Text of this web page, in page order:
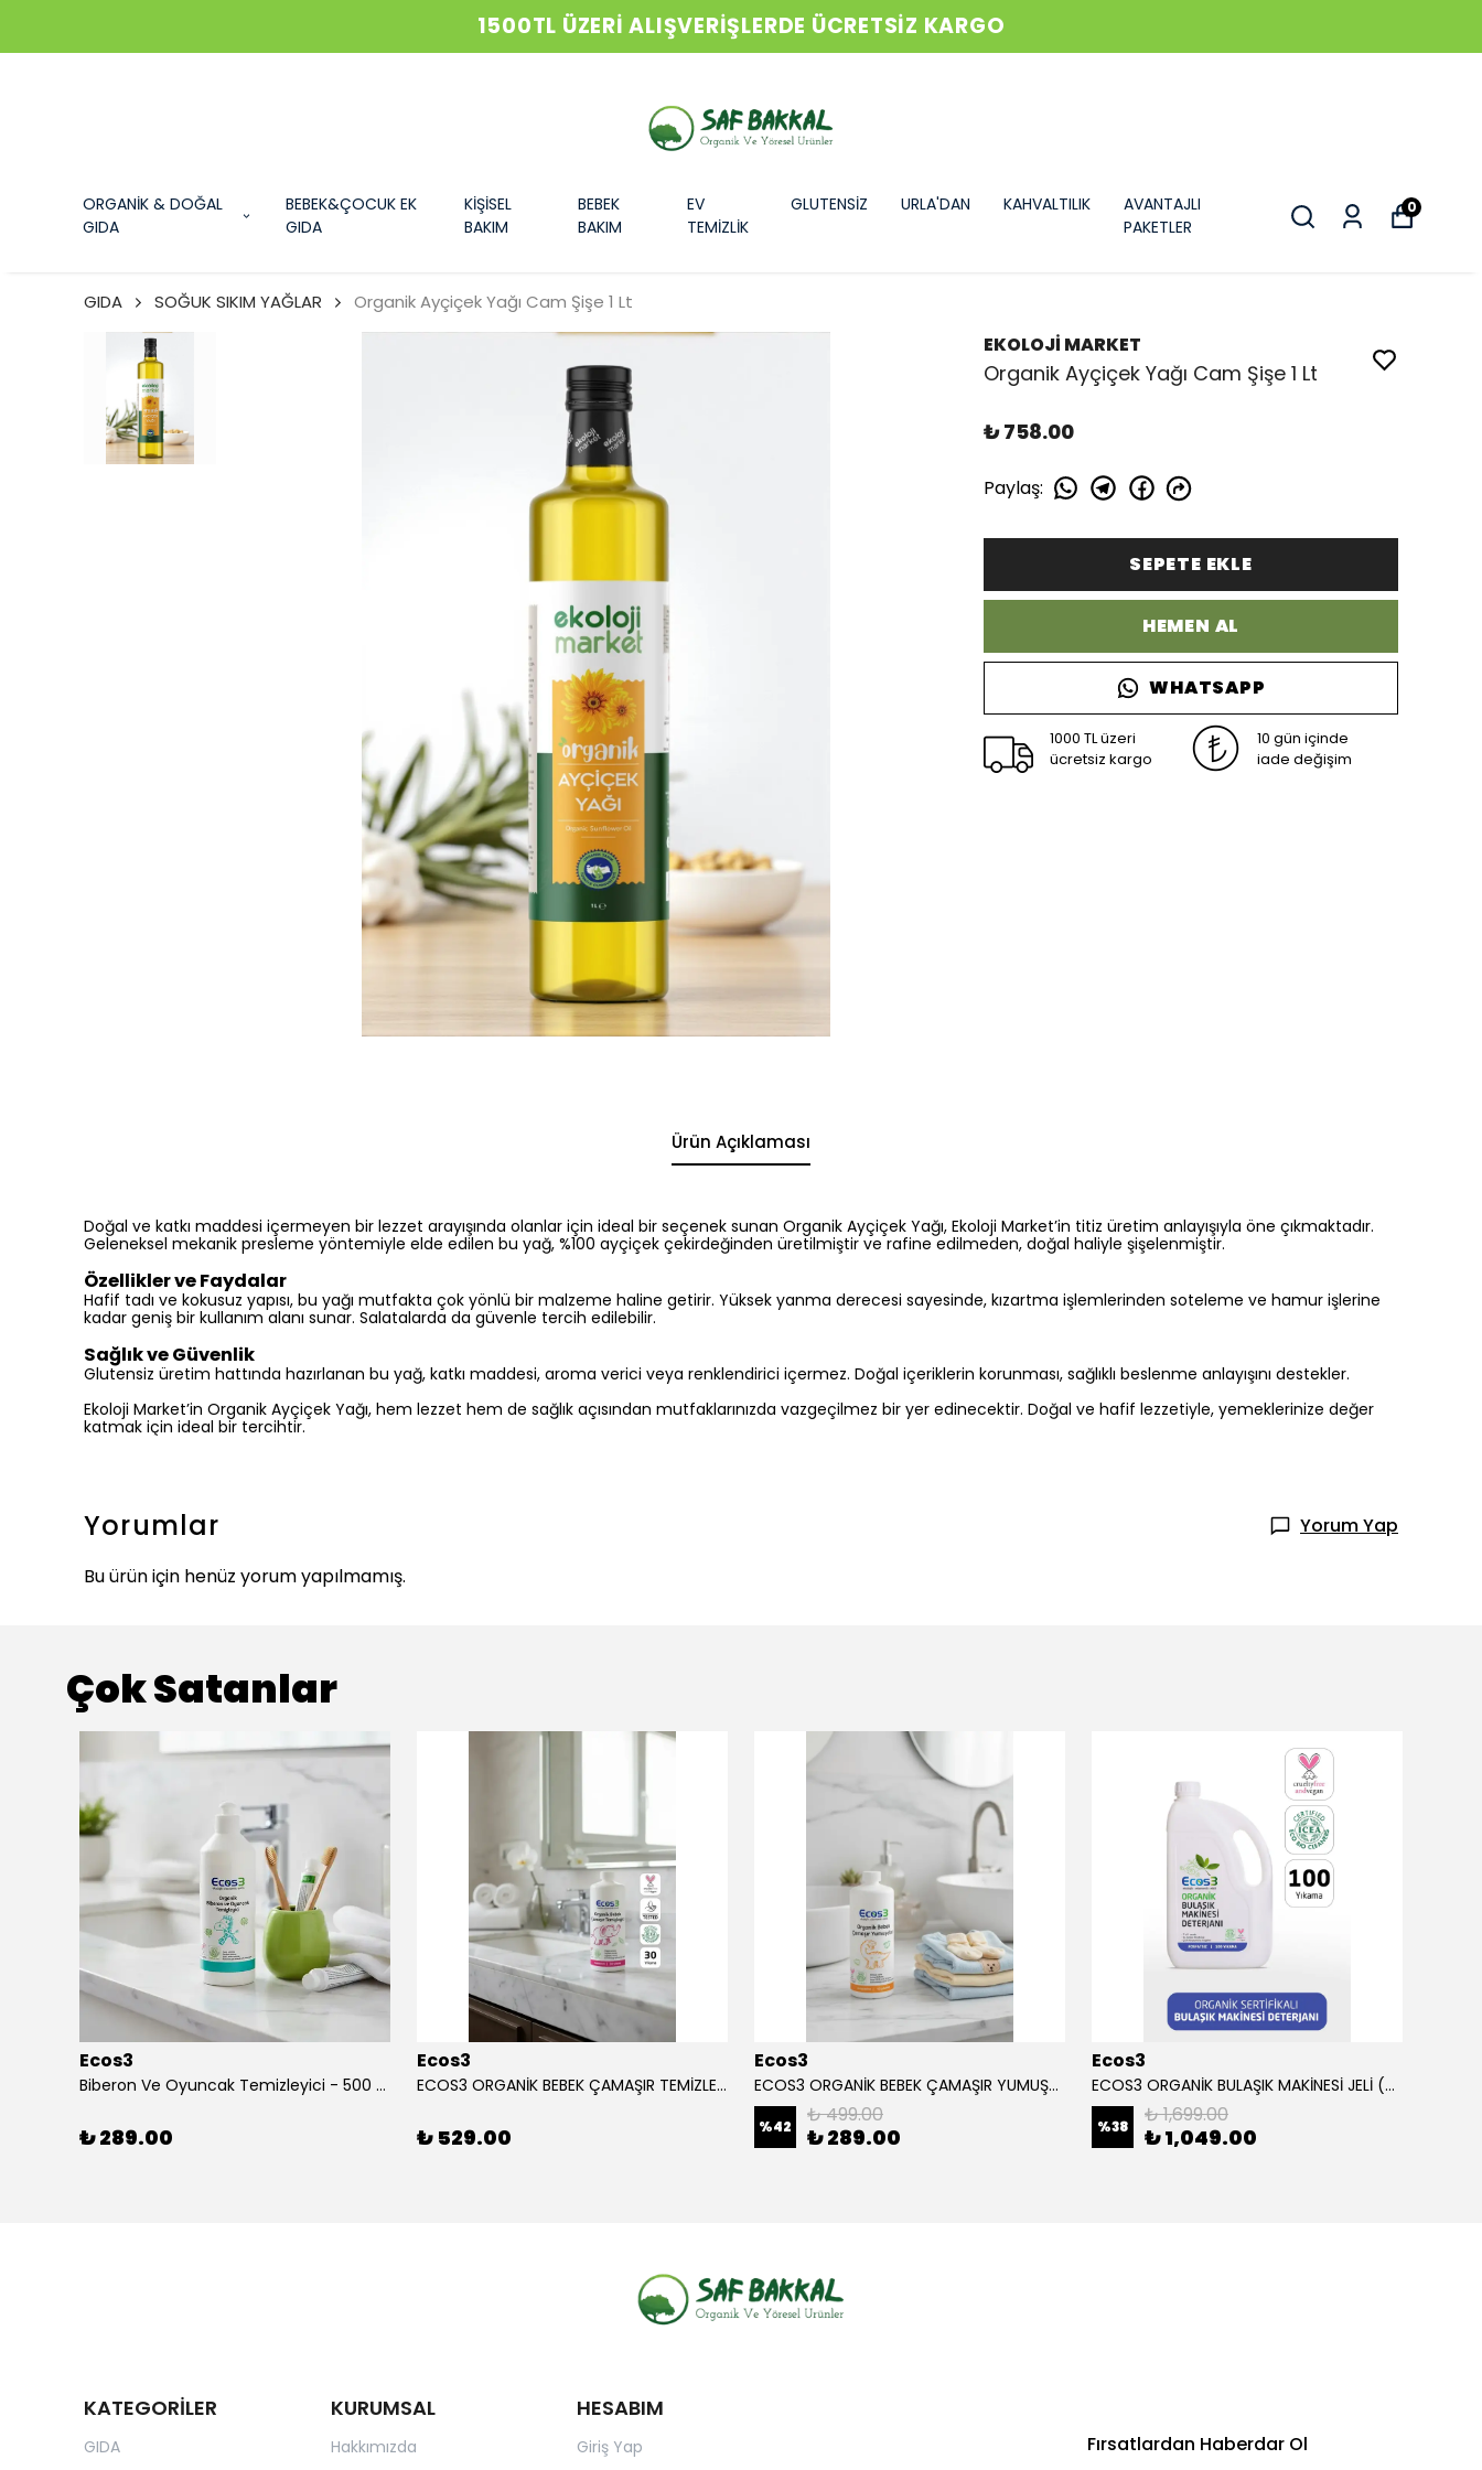
1500TL ÜZERİ ALIŞVERİŞLERDE ÜCRETSİZ KARGO
ORGANİK & DOĞAL
GIDA
BEBEK&ÇOCUK EK
GIDA
KİŞİSEL
BAKIM
BEBEK
BAKIM
EV
TEMİZLİK
GLUTENSİZ URLA'DAN KAHVALTILIK
AVANTAJLI
PAKETLER
0
GIDA SOĞUK SIKIM YAĞLAR Organik Ayçiçek Yağı Cam Şişe 1 Lt
EKOLOJİ MARKET
Organik Ayçiçek Yağı Cam Şişe 1 Lt
₺ 758.00
Paylaş:
SEPETE EKLE
HEMEN AL
WHATSAPP
1000 TL üzeri
ücretsiz kargo
10 gün içinde
iade değişim
Ürün Açıklaması
Doğal ve katkı maddesi içermeyen bir lezzet arayışında olanlar için ideal bir seçenek sunan Organik Ayçiçek Yağı, Ekoloji Market’in titiz üretim anlayışıyla öne çıkmaktadır.
Geleneksel mekanik presleme yöntemiyle elde edilen bu yağ, %100 ayçiçek çekirdeğinden üretilmiştir ve rafine edilmeden, doğal haliyle şişelenmiştir.
Özellikler ve Faydalar
Hafif tadı ve kokusuz yapısı, bu yağı mutfakta çok yönlü bir malzeme haline getirir. Yüksek yanma derecesi sayesinde, kızartma işlemlerinden soteleme ve hamur işlerine
kadar geniş bir kullanım alanı sunar. Salatalarda da güvenle tercih edilebilir.
Sağlık ve Güvenlik
Glutensiz üretim hattında hazırlanan bu yağ, katkı maddesi, aroma verici veya renklendirici içermez. Doğal içeriklerin korunması, sağlıklı beslenme anlayışını destekler.
Ekoloji Market’in Organik Ayçiçek Yağı, hem lezzet hem de sağlık açısından mutfaklarınızda vazgeçilmez bir yer edinecektir. Doğal ve hafif lezzetiyle, yemeklerinize değer
katmak için ideal bir tercihtir.
Yorumlar
Yorum Yap
Bu ürün için henüz yorum yapılmamış.
Çok Satanlar
Ecos3
Biberon Ve Oyuncak Temizleyici - 500 ml
₺ 289.00
Ecos3
ECOS3 ORGANİK BEBEK ÇAMAŞIR TEMİZLEYİCİ (1050 ML - 30 Yıkama)
₺ 529.00
Ecos3
ECOS3 ORGANİK BEBEK ÇAMAŞIR YUMUŞATICI (1000 ML - 40 Yıkama)
%42 ₺ 499.00
₺ 289.00
Ecos3
ECOS3 ORGANİK BULAŞIK MAKİNESİ JELİ (2500 ML - 100 Yıkama)
%38 ₺ 1,699.00
₺ 1,049.00
KATEGORİLER
GIDA
KURUMSAL
Hakkımızda
HESABIM
Giriş Yap Fırsatlardan Haberdar Ol